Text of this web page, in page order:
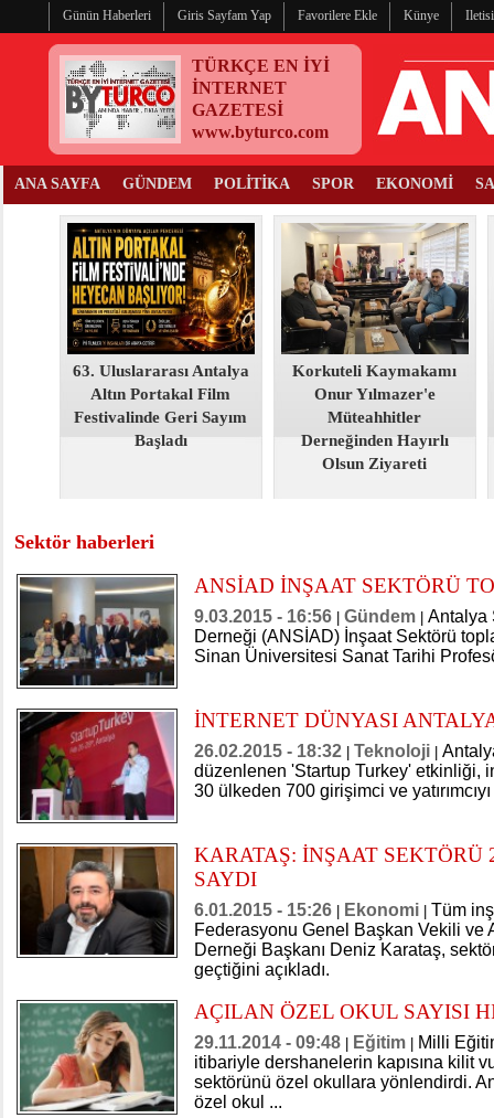
Günün Haberleri Giris Sayfam Yap Favorilere Ekle Künye
TÜRKÇE EN İYİ
İNTERNET
GAZETESİ
www.byturco.com
ANA SAYFA GÜNDEM POLİTİKA SPOR EKONOMİ
63. Uluslararası Antalya
Altın Portakal Film
Festivalinde Geri Sayım
Başladı
Korkuteli Kaymakamı
Onur Yılmazer'e
Müteahhitler
Derneğinden Hayırlı
Olsun Ziyareti
Sektör haberleri
ANSİAD İNŞAAT SEKTÖRÜ
9.03.2015 - 16:56 Gündem
Antalya
Derneği (ANSİAD) İnşaat Sektörü
Sinan Üniversitesi Sanat Tarihi
İNTERNET DÜNYASI
26.02.2015 - 18:32 Teknoloji
düzenlenen 'Startup Turkey' etkinliği,
30 ülkeden 700 girişimci ve
KARATAŞ: İNŞAAT SEKTÖRÜ
SAYDI
6.01.2015 - 15:26 Ekonomi
Tüm
Federasyonu Genel Başkan Vekili ve
Derneği Başkanı Deniz Karataş,
geçtiğini açıkladı.
AÇILAN ÖZEL OKUL SAYISI
29.11.2014 - 09:48 Eğitim
Milli
itibariyle dershanelerin kapısına kilit
sektörünü özel okullara yönlendirdi.
özel okul ...